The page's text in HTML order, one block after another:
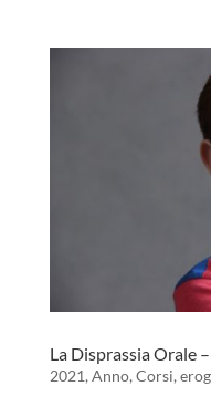
La Disprassia Orale
2021, Anno, Corsi,